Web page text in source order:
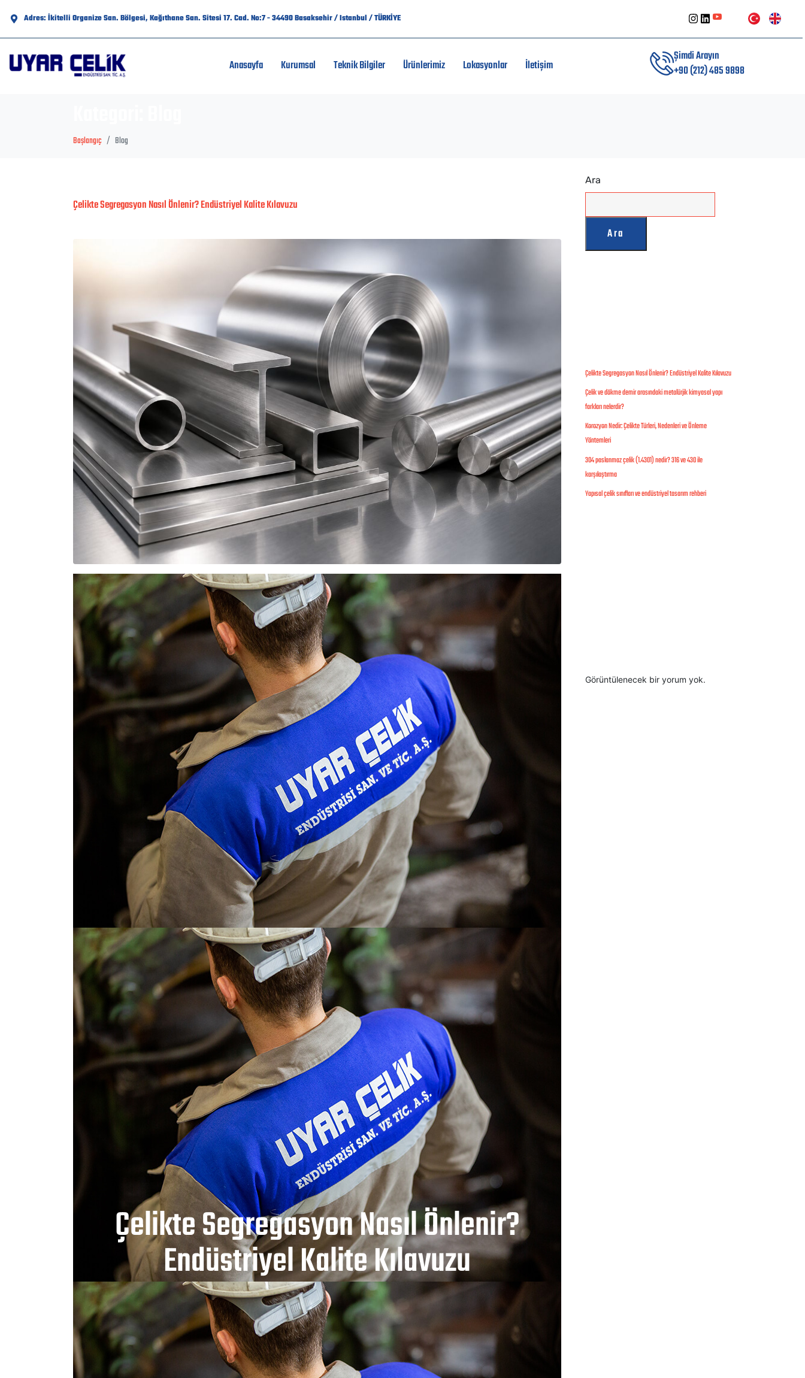
Adres: İkitelli Organize San. Bölgesi, Kağıthane San. Sitesi 17. Cad. No:7 - 34490 Basaksehir / Istanbul / TÜRKİYE
Anasayfa Kurumsal Teknik Bilgiler Ürünlerimiz Lokasyonlar İletişim
Şimdi Arayın
+90 (212) 485 9898
Başlangıç Blog
Çelikte Segregasyon Nasıl Önlenir? Endüstriyel Kalite Kılavuzu
Çelikte Segregasyon Nasıl Önlenir?
Endüstriyel Kalite Kılavuzu
Ara
Ara
Çelikte Segregasyon Nasıl Önlenir? Endüstriyel Kalite Kılavuzu
Çelik ve dökme demir arasındaki metalürjik kimyasal yapı
farkları nelerdir?
Korozyon Nedir: Çelikte Türleri, Nedenleri ve Önleme
Yöntemleri
304 paslanmaz çelik (1.4301) nedir? 316 ve 430 ile
karşılaştırma
Yapısal çelik sınıfları ve endüstriyel tasarım rehberi
Görüntülenecek bir yorum yok.